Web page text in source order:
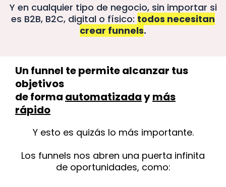
Y en cualquier tipo de negocio, sin importar si
es B2B, B2C, digital o físico: todos necesitan
crear funnels.
Un funnel te permite alcanzar tus
objetivos
de forma automatizadaymás
rápido
Y esto es quizás lo más importante.
Los funnels nos abren una puerta infinita
de oportunidades, como: